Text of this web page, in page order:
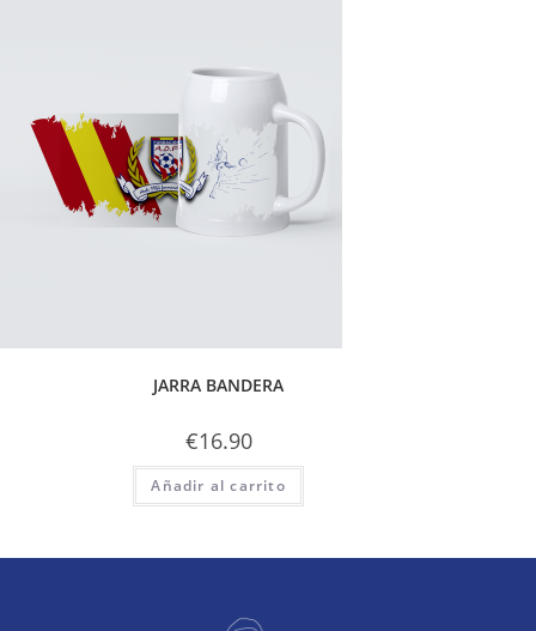
JARRA BANDERA
€16.90
Añadir al carrito